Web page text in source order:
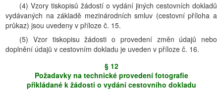
(4) Vzory tiskopisů žádostí o vydání jiných cestovních dokladů
vydávaných na základě mezinárodních smluv (cestovní příloha a
průkaz) jsou uvedeny v příloze č. 15.
(5) Vzor tiskopisu žádosti o provedení změn údajů nebo
doplnění údajů v cestovním dokladu je uveden v příloze č. 16.
§ 12
Požadavky na technické provedení fotografie
přikládané k žádosti o vydání cestovního dokladu